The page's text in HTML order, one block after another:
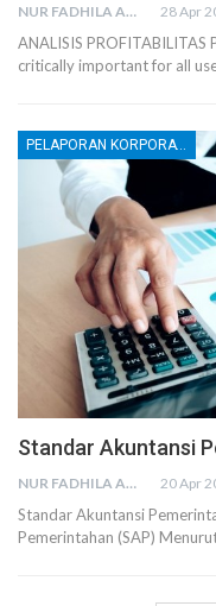
NUR FADHILA AMRI, SE., AK., M.SI 28 Apr
ANALISIS
critically important for all
PELAPORAN KORPORATE
Standar Akuntansi
NUR FADHILA AMRI, SE., AK., M.SI 20 Apr
Standar Akuntansi
Pemerintahan (SAP)